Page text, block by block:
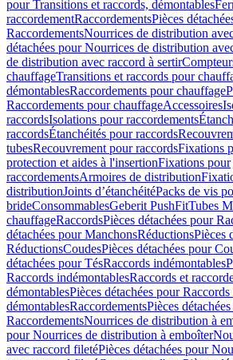
pour Transitions et raccords, démontables
raccordementRaccordementsPièces
RaccordementsNourrices de distribution
détachées pour Nourrices de distribution
de distribution avec raccord à sertir
chauffageTransitions et raccords pour
démontablesRaccordements pour chauffage
Raccordements pour chauffageAccessoires
raccordsIsolations pour raccordements
raccordsÉtanchéités pour raccords
tubesRecouvrement pour raccordsFixations
protection et aides à l'insertionFixations pour
raccordementsArmoires de distribution
distributionJoints d’étanchéitéPacks de vis
brideConsommablesGeberit PushFitTubes
chauffageRaccordsPièces détachées pour
détachées pour ManchonsRéductionsPièces
RéductionsCoudesPièces détachées pour
détachées pour TésRaccords indémontables
Raccords indémontablesRaccords et
démontablesPièces détachées pour
démontablesRaccordementsPièces
RaccordementsNourrices de distribution à
pour Nourrices de distribution à emboîter
avec raccord filetéPièces détachées pour